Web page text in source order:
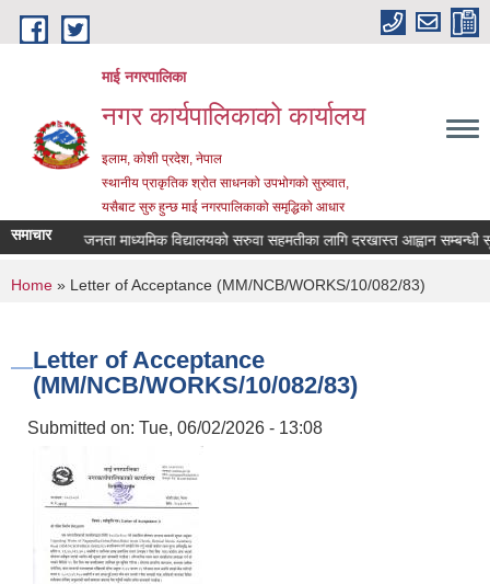
Skip to main content
माई नगरपालिका
नगर कार्यपालिकाको कार्यालय
इलाम, कोशी प्रदेश, नेपाल
स्थानीय प्राकृतिक श्रोत साधनको उपभोगको सुरुवात,
यसैबाट सुरु हुन्छ माई नगरपालिकाको समृद्धिको आधार
समाचारश्री जनता माध्यमिक विद्यालयको सरुवा सहमतीका लागि दरखास्त आह्वान सम्बन्धी
You are here
Home » Letter of Acceptance (MM/NCB/WORKS/10/082/83)
Letter of Acceptance
(MM/NCB/WORKS/10/082/83)
Submitted on: Tue, 06/02/2026 - 13:08